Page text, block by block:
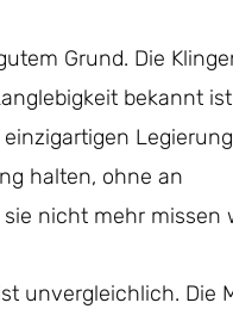
Grund. Die
bekannt
halten, ohne an
nicht mehr missen
unvergleichlich. Die